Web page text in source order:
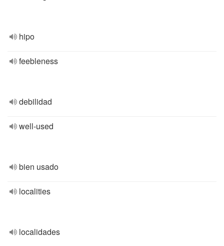
hipo
feebleness
debilidad
well-used
bien usado
localities
localidades